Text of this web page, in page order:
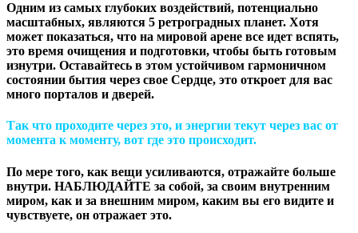
Одним из самых глубоких воздействий, потенциально
масштабных, являются 5 ретроградных планет. Хотя
может показаться, что на мировой арене все идет вспять,
это время очищения и подготовки, чтобы быть готовым
изнутри. Оставайтесь в этом устойчивом гармоничном
состоянии бытия через свое Сердце, это откроет для вас
много порталов и дверей.
Так что проходите через это, и энергии текут через вас от
момента к моменту, вот где это происходит.
По мере того, как вещи усиливаются, отражайте больше
внутри. НАБЛЮДАЙТЕ за собой, за своим внутренним
миром, как и за внешним миром, каким вы его видите и
чувствуете, он отражает это.